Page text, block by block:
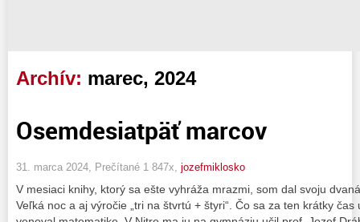
Archív: marec, 2024
Osemdesiatpäť marcov
31. marca 2024, Prečítané 1 847x, jozefmiklosko
V mesiaci knihy, ktorý sa ešte vyhráža mrazmi, som dal svoju
Veľká noc a aj výročie „tri na štvrtú + štyri“. Čo sa za ten krátky